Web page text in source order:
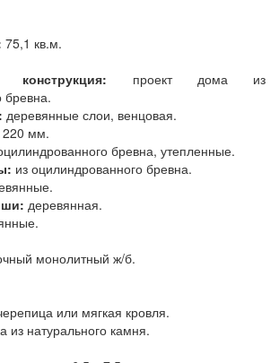
75,1 кв.м.
проект дома из
бревна.
деревянные слои, венцовая.
220 мм.
бревна, утепленные.
из оцилиндрованного бревна.
деревянная.
монолитный ж/б.
или мягкая кровля.
из натурального камня.